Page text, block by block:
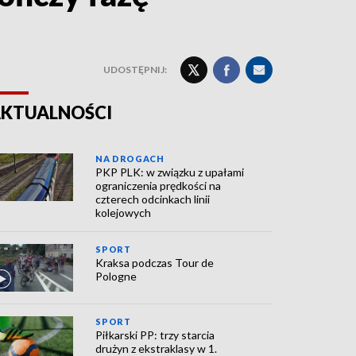
UDOSTĘPNIJ:
NA DROGACH
PKP PLK: w związku z upałami
ograniczenia prędkości na
czterech odcinkach linii
kolejowych
SPORT
Kraksa podczas Tour de
Pologne
SPORT
Piłkarski PP: trzy starcia
drużyn z ekstraklasy w 1.